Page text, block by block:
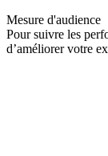
Mesure d'audience
Pour suivre les
d’améliorer votre